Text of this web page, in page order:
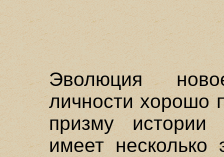
Эволюция
личности хорошо
призму
имеет несколько